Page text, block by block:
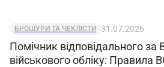
БРОШУРИ ТА ЧЕКЛІСТИ 31.07.2026
Помічник відповідального за
військового обліку: Правила